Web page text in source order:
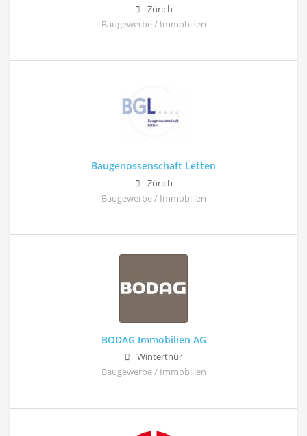
Zürich
Baugewerbe / Immobilien
Baugenossenschaft Letten
Zürich
Baugewerbe / Immobilien
BODAG Immobilien AG
Winterthur
Baugewerbe / Immobilien